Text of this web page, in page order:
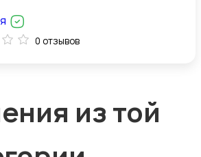
0 отзывов
из той